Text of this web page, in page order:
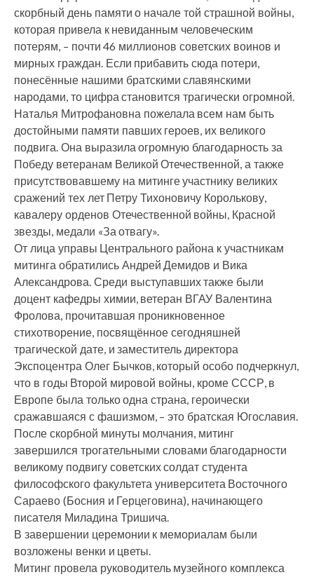
скорбный день памяти о начале той страшной войны,
которая привела к невиданным человеческим
потерям, – почти 46 миллионов советских воинов и
мирных граждан. Если прибавить сюда потери,
понесённые нашими братскими славянскими
народами, то цифра становится трагически огромной.
Наталья Митрофановна пожелала всем нам быть
достойными памяти павших героев, их великого
подвига. Она выразила огромную благодарность за
Победу ветеранам Великой Отечественной, а также
присутствовавшему на митинге участнику великих
сражений тех лет Петру Тихоновичу Королькову,
кавалеру орденов Отечественной войны, Красной
звезды, медали «За отвагу».
От лица управы Центрального района к участникам
митинга обратились Андрей Демидов и Вика
Александрова. Среди выступавших также были
доцент кафедры химии, ветеран ВГАУ Валентина
Фролова, прочитавшая проникновенное
стихотворение, посвящённое сегодняшней
трагической дате, и заместитель директора
Экспоцентра Олег Бычков, который особо подчеркнул,
что в годы Второй мировой войны, кроме СССР, в
Европе была только одна страна, героически
сражавшаяся с фашизмом, – это братская Югославия.
После скорбной минуты молчания, митинг
завершился трогательными словами благодарности
великому подвигу советских солдат студента
философского факультета университета Восточного
Сараево (Босния и Герцеговина), начинающего
писателя Миладина Тришича.
В завершении церемонии к мемориалам были
возложены венки и цветы.
Митинг провела руководитель музейного комплекса